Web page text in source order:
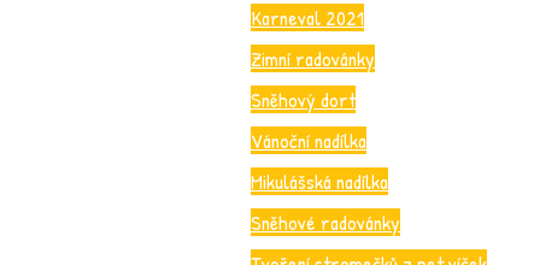
Karneval 2021
Zimní radovánky
Sněhový dort
Vánoční nadílka
Mikulášská nadílka
Sněhové radovánky